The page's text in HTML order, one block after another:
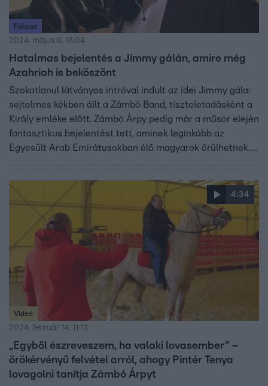
Fókusz
2024. május 6. 18:04
Hatalmas bejelentés a Jimmy gálán, amire még
Azahriah is beköszönt
Szokatlanul látványos intróval indult az idei Jimmy gála:
sejtelmes kékben állt a Zámbó Band, tiszteletadásként a
Király emléke előtt. Zámbó Árpy pedig már a műsor elején
fantasztikus bejelentést tett, aminek leginkább az
Egyesült Arab Emirátusokban élő magyarok örülhetnek.
4:34
Videó
2024. február 14. 11:13
„Egyből észreveszem, ha valaki lovasember” –
örökérvényű felvétel arról, ahogy Pintér Tenya
lovagolni tanítja Zámbó Árpyt